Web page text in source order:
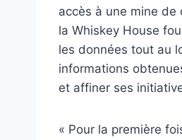
accès à une mine
la Whiskey House
les données tout au
informations
et affiner ses
« Pour la première